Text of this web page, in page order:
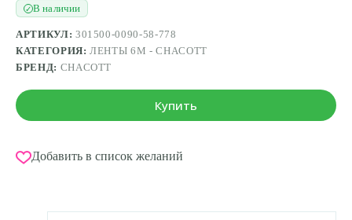
✓В наличии
АРТИКУЛ: 301500-0090-58-778
КАТЕГОРИЯ:ЛЕНТЫ 6М - CHACOTT
БРЕНД: CHACOTT
Купить
Добавить в список желаний